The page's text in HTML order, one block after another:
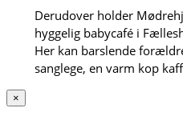
Derudover holder
hyggelig babycafé i
Her kan barslende
sanglege, en varm kop
×